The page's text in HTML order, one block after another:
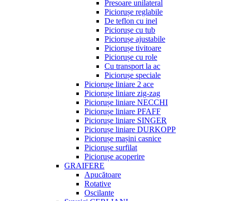
Presoare unilateral
Piciorușe reglabile
De teflon cu inel
Piciorușe cu tub
Piciorușe ajustabile
Piciorușe tivitoare
Piciorușe cu role
Cu transport la ac
Piciorușe speciale
Piciorușe liniare 2 ace
Piciorușe liniare zig-zag
Piciorușe liniare NECCHI
Piciorușe liniare PFAFF
Piciorușe liniare SINGER
Piciorușe liniare DURKOPP
Piciorușe mașini casnice
Piciorușe surfilat
Piciorușe acoperire
GRAIFERE
Apucătoare
Rotative
Oscilante